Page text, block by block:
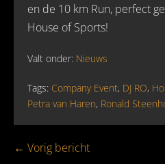
en de 10 km Run, perfect
House of Sports!
Valt onder: Nieuws
Tags: Company Event, DJ RO,
Petra van Haren, Ronald
Bericht
← Vorig bericht